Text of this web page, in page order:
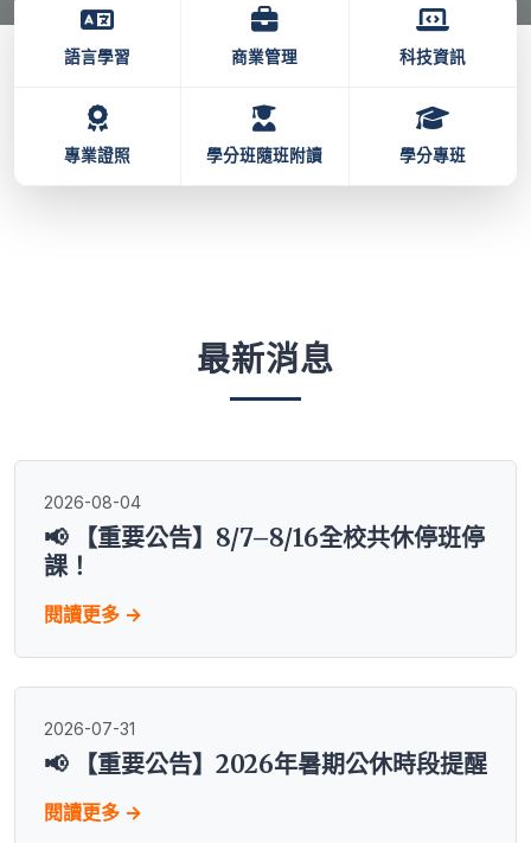
語言學習 商業管理 科技資訊
專業證照 學分班隨班附讀 學分專班
最新消息
2026-08-04
📢 【重要公告】8/7–8/16全校共休停班停
課！
閱讀更多 →
2026-07-31
📢 【重要公告】2026年暑期公休時段提醒
閱讀更多 →